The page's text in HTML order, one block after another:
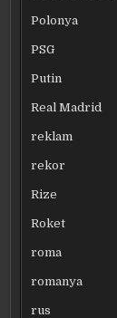
Polonya
PSG
Putin
Real Madrid
reklam
rekor
Rize
Roket
roma
romanya
rus